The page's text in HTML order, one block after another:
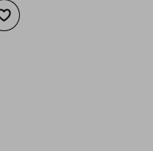
Добави към списъка с